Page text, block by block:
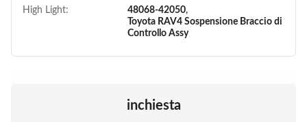
High Light: 48068-42050,
Toyota RAV4 Sospensione Braccio di
Controllo Assy
inchiesta